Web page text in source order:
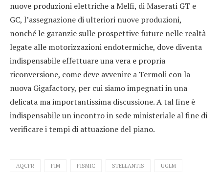
nuove produzioni elettriche a Melfi, di Maserati GT e
GC, l’assegnazione di ulteriori nuove produzioni,
nonché le garanzie sulle prospettive future nelle realtà
legate alle motorizzazioni endotermiche, dove diventa
indispensabile effettuare una vera e propria
riconversione, come deve avvenire a Termoli con la
nuova Gigafactory, per cui siamo impegnati in una
delicata ma importantissima discussione. A tal fine è
indispensabile un incontro in sede ministeriale al fine di
verificare i tempi di attuazione del piano.
AQCFR FIM FISMIC STELLANTIS UGLM